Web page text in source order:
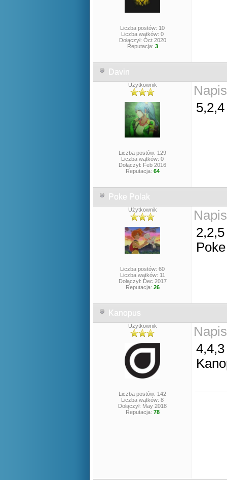
Liczba postów: 10
Liczba wątków: 0
Dołączył: Oct 2020
Reputacja: 3
Davin
Użytkownik
Liczba postów: 129
Liczba wątków: 0
Dołączył: Feb 2016
Reputacja: 64
Poke Polak
Użytkownik
Liczba postów: 60
Liczba wątków: 11
Dołączył: Dec 2017
Reputacja: 26
2,2,5
Kanopus
Użytkownik
Liczba postów: 142
Liczba wątków: 8
Dołączył: May 2018
Reputacja: 78
4,4,3